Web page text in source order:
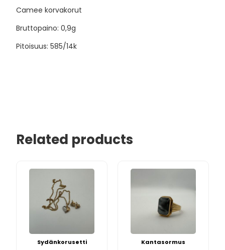
Camee korvakorut
Bruttopaino: 0,9g
Pitoisuus: 585/14k
Related products
Sydänkorusetti Kantasormus